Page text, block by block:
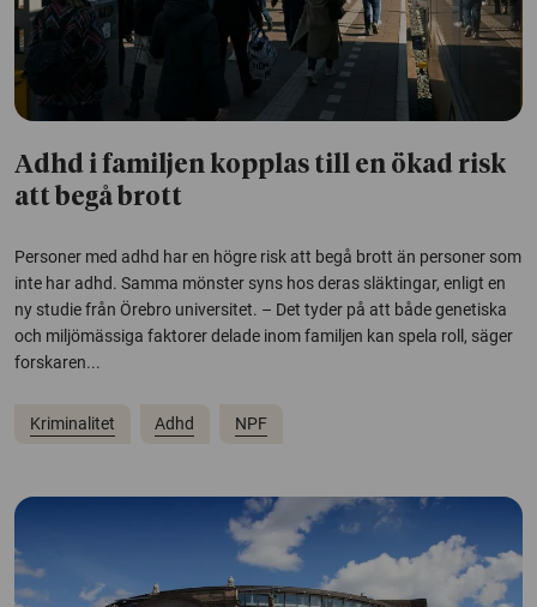
Adhd i familjen kopplas till en ökad risk
att begå brott
Personer med adhd har en högre risk att begå brott än personer som
inte har adhd. Samma mönster syns hos deras släktingar, enligt en
ny studie från Örebro universitet. – Det tyder på att både genetiska
och miljömässiga faktorer delade inom familjen kan spela roll, säger
forskaren...
Kriminalitet Adhd NPF